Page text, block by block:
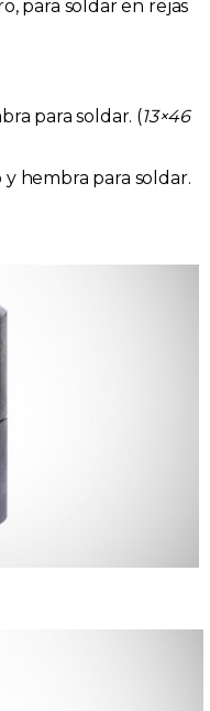
para soldar en rejas
para soldar. (13×46
hembra para soldar.